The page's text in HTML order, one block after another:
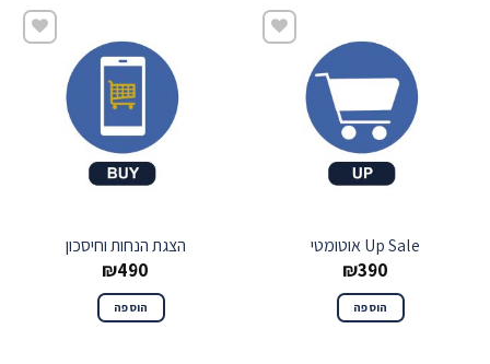
Up Sale אוטומטי
₪390
הוספה
הצגת הנחות וחיסכון
₪490
הוספה